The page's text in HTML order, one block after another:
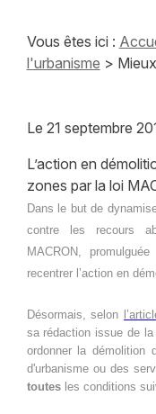
Vous êtes ici :
l'urbanisme >
Le 21 septembre
L’action en
zones par la loi
Dans le but de
contre les recours
MACRON,
recentrer l’action en
Désormais, selon
sa rédaction issue de
ordonner la démolition
d'urbanisme ou des
toutesles conditions